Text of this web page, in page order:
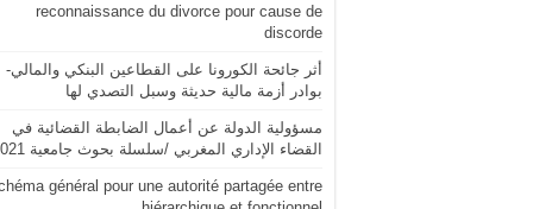
reconnaissance du divorce pour cause de
discorde
أثر جائحة الكورونا على القطاعين البنكي والمالي-
بوادر أزمة مالية حديثة وسبل التصدي لها
مسؤولية الدولة عن أعمال الضابطة القضائية في
القضاء الإداري المغربي /سلسلة بحوث جامعية 2021
général pour une autorité partagée entre